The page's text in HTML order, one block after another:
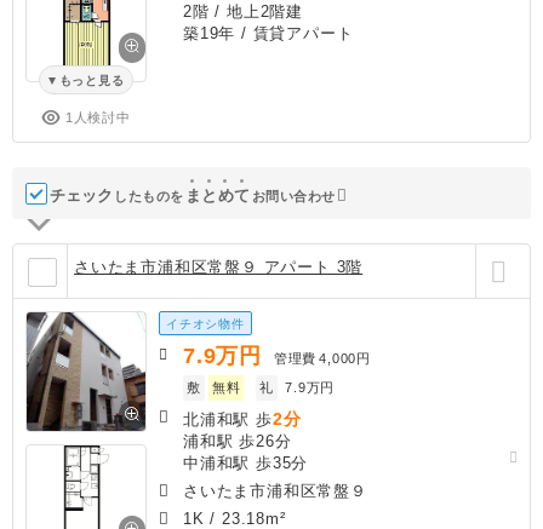
もっと見る
1人検討中
2階 / 地上2階建
築19年 / 賃貸アパート
チェック したものを ま と めて お問い合わせ
さいたま市浦和区常盤９ アパート 3階
イチオシ物件
7.9万円 管理費 4,000円
敷
無料 礼 7.9万円
北浦和駅 歩2分
浦和駅 歩26分
中浦和駅 歩35分
さいたま市浦和区常盤９
1K / 23.18m²